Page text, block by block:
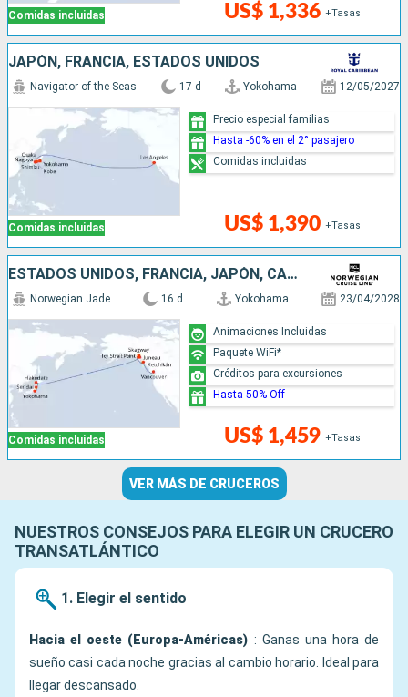
Comidas incluidas US$ 1,336 +Tasas
JAPÓN, FRANCIA, ESTADOS UNIDOS
Comidas incluidas
Navigator of the Seas 17 d Yokohama 12/05/2027
US$ 1,390 +Tasas
Precio especial familias
Hasta -60% en el 2° pasajero
Comidas incluidas
ESTADOS UNIDOS, FRANCIA, JAPÓN, CANADÁ
Comidas incluidas
Norwegian Jade 16 d Yokohama 23/04/2028
US$ 1,459 +Tasas
Animaciones Incluidas
Paquete WiFi*
Créditos para excursiones
Hasta 50% Off
VER MÁS DE CRUCEROS
NUESTROS CONSEJOS PARA ELEGIR UN CRUCERO
TRANSATLÁNTICO
1. Elegir el sentido
Hacia el oeste (Europa-Américas) : Ganas una hora de
sueño casi cada noche gracias al cambio horario. Ideal para
llegar descansado.